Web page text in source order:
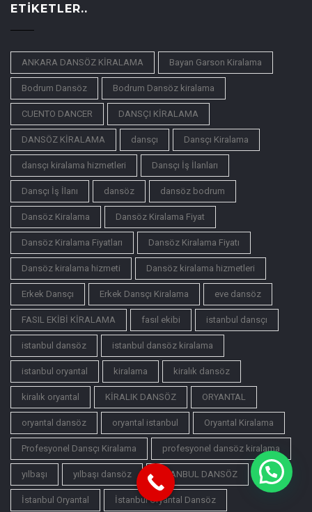
ETIKETLER..
ANKARA DANSÖZ KİRALAMA Bayan Garson Kiralama
Bodrum Dansöz Bodrum Dansöz kiralama
CUENTO DANCER DANSÇI KİRALAMA
DANSÖZ KİRALAMA dansçı Dansçı Kiralama
dansçı kiralama hizmetleri Dansçı İş İlanları
Dansçı İş İlanı dansöz dansöz bodrum
Dansöz Kiralama Dansöz Kiralama Fiyat
Dansöz Kiralama Fiyatları Dansöz Kiralama Fiyatı
Dansöz kiralama hizmeti Dansöz kiralama hizmetleri
Erkek Dansçı Erkek Dansçı Kiralama eve dansöz
FASIL EKİBİ KİRALAMA fasıl ekibi istanbul dansçı
istanbul dansöz istanbul dansöz kiralama
istanbul oryantal kiralama kiralık dansöz
kiralık oryantal KİRALIK DANSÖZ ORYANTAL
oryantal dansöz oryantal istanbul Oryantal Kiralama
Profesyonel Dansçı Kiralama profesyonel dansöz kiralama
yılbaşı yılbaşı dansöz İSTANBUL DANSÖZ
İstanbul Oryantal İstanbul Oryantal Dansöz